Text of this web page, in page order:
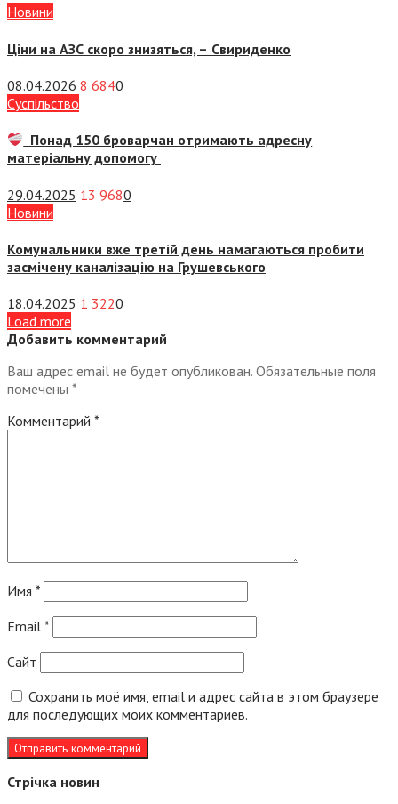
Новини
Ціни на АЗС скоро знизяться, – Свириденко
08.04.2026 8 6840
Суспiльство
Понад 150 броварчан отримають адресну
матеріальну допомогу
29.04.2025 13 9680
Новини
Комунальники вже третій день намагаються пробити
засмічену каналізацію на Грушевського
18.04.2025 1 3220
Load more
Добавить комментарий
Ваш адрес email не будет опубликован. Обязательные поля
помечены *
Комментарий *
Имя *
Email *
Сайт
Сохранить моё имя, email и адрес сайта в этом браузере
для последующих моих комментариев.
Стрічка новин